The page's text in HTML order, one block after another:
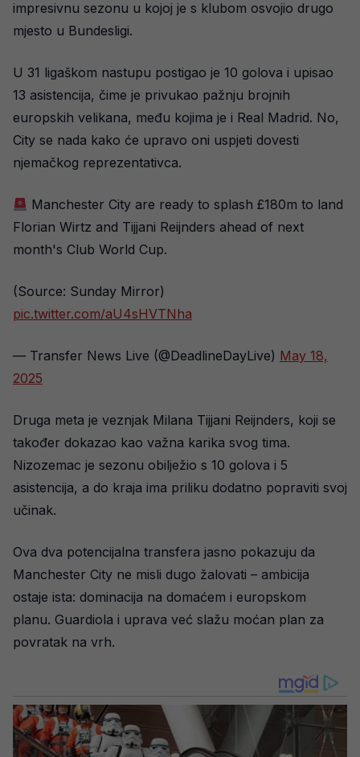
impresivnu sezonu u kojoj je s klubom osvojio drugo
mjesto u Bundesligi.
U 31 ligaškom nastupu postigao je 10 golova i upisao
13 asistencija, čime je privukao pažnju brojnih
europskih velikana, među kojima je i Real Madrid. No,
City se nada kako će upravo oni uspjeti dovesti
njemačkog reprezentativca.
Manchester City are ready to splash £180m to land
Florian Wirtz and Tijjani Reijnders ahead of next
month's Club World Cup.
(Source: Sunday Mirror)
pic.twitter.com/aU4sHVTNha
— Transfer News Live (@DeadlineDayLive) May 18,
2025
Druga meta je veznjak Milana Tijjani Reijnders, koji se
također dokazao kao važna karika svog tima.
Nizozemac je sezonu obilježio s 10 golova i 5
asistencija, a do kraja ima priliku dodatno popraviti svoj
učinak.
Ova dva potencijalna transfera jasno pokazuju da
Manchester City ne misli dugo žalovati – ambicija
ostaje ista: dominacija na domaćem i europskom
planu. Guardiola i uprava već slažu moćan plan za
povratak na vrh.